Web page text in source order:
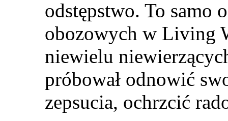
odstępstwo. To samo
obozowych w Living
niewielu
próbował odnowić
zepsucia, ochrzcić